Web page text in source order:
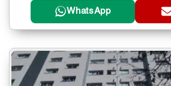
WhatsApp